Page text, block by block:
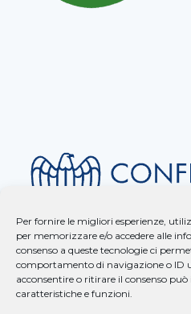
Per fornire le migliori esperienze,
per memorizzare e/o accedere alle
consenso a queste tecnologie ci
comportamento di navigazione o ID
acconsentire o ritirare il consenso
caratteristiche e funzioni.